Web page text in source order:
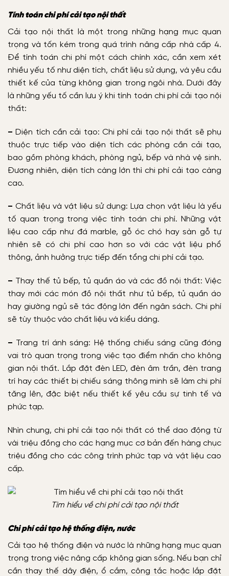
Tính toán chi phí cải tạo nội thất
Cải tạo nội thất là một trong những hạng mục quan
trọng và tốn kém trong quá trình nâng cấp nhà cấp 4.
Để tính toán chi phí một cách chính xác, cần xem xét
nhiều yếu tố như diện tích, chất liệu sử dụng, và yêu cầu
thiết kế của từng không gian trong ngôi nhà. Dưới đây
là những yếu tố cần lưu ý khi tính toán chi phí cải tạo nội
thất:
– Diện tích cần cải tạo: Chi phí cải tạo nội thất sẽ phụ
thuộc trực tiếp vào diện tích các phòng cần cải tạo,
bao gồm phòng khách, phòng ngủ, bếp và nhà vệ sinh.
Đương nhiên, diện tích càng lớn thì chi phí cải tạo càng
cao.
– Chất liệu và vật liệu sử dụng: Lựa chọn vật liệu là yếu
tố quan trọng trong việc tính toán chi phí. Những vật
liệu cao cấp như đá marble, gỗ óc chó hay sàn gỗ tự
nhiên sẽ có chi phí cao hơn so với các vật liệu phổ
thông, ảnh hưởng trực tiếp đến tổng chi phí cải tạo.
– Thay thế tủ bếp, tủ quần áo và các đồ nội thất: Việc
thay mới các món đồ nội thất như tủ bếp, tủ quần áo
hay giường ngủ sẽ tác động lớn đến ngân sách. Chi phí
sẽ tùy thuộc vào chất liệu và kiểu dáng.
– Trang trí ánh sáng: Hệ thống chiếu sáng cũng đóng
vai trò quan trọng trong việc tạo điểm nhấn cho không
gian nội thất. Lắp đặt đèn LED, đèn âm trần, đèn trang
trí hay các thiết bị chiếu sáng thông minh sẽ làm chi phí
tăng lên, đặc biệt nếu thiết kế yêu cầu sự tinh tế và
phức tạp.
Nhìn chung, chi phí cải tạo nội thất có thể dao động từ
vài triệu đồng cho các hạng mục cơ bản đến hàng chục
triệu đồng cho các công trình phức tạp và vật liệu cao
cấp.
Tìm hiểu về chi phí cải tạo nội thất
Chi phí cải tạo hệ thống điện, nước
Cải tạo hệ thống điện và nước là những hạng mục quan
trọng trong việc nâng cấp không gian sống. Nếu bạn chỉ
cần thay thế dây điện, ổ cắm, công tắc hoặc lắp đặt